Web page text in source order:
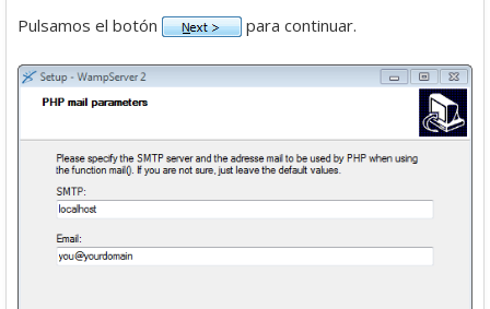
Pulsamos el botón para continuar.